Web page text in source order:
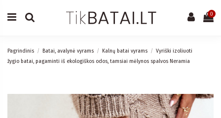
0
Pagrindinis Batai, avalynė vyrams Kalnų batai vyrams
Vyriški izoliuoti
žygio batai, pagaminti iš ekologiškos odos, tamsiai mėlynos spalvos Neramia